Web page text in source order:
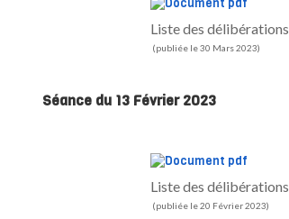
Liste des délibérations
(publiée le 30 Mars 2023)
Séance du 13 Février 2023
Liste des délibérations
(publiée le 20 Février 2023)